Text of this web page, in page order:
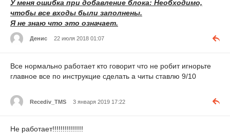
У меня ошибка при добавление блока: Необходимо,
чтобы все входы были заполнены.
Я не знаю что это означает.
Денис 22 июля 2018 01:07
Все нормально работает кто говорит что не робит игнорьте
главное все по инструкцие сделать а читы ставлю 9/10
Recediv_TMS 3 января 2019 17:22
Не работает!!!!!!!!!!!!!!!